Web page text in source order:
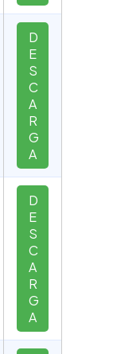
D
E
S
C
A
R
G
A
D
E
S
C
A
R
G
A